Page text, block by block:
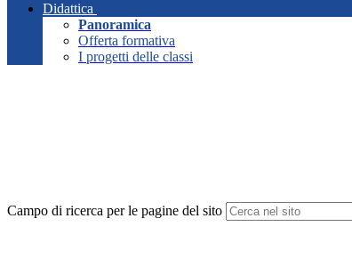
Didattica
Panoramica
Offerta formativa
I progetti delle classi
Campo di ricerca per le pagine del sito